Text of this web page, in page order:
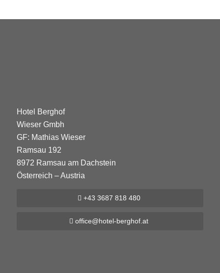
Hotel Berghof
Wieser Gmbh
GF: Mathias Wieser
Ramsau 192
8972 Ramsau am Dachstein
Österreich – Austria
+43 3687 818 480
office@hotel-berghof.at